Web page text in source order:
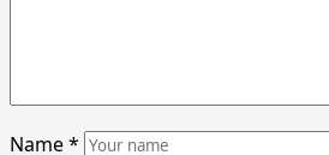
Name*